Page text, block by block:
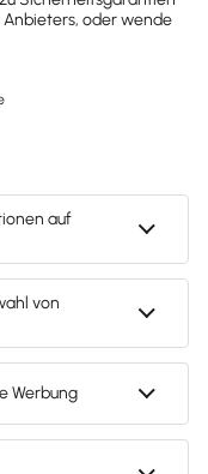
Office
zum